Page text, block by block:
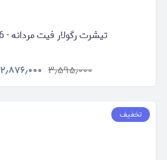
تیشرت رگولار فیت مردانه - 52262216
۳٫۵۹۵٫۰۰۰ ۲٫۸۷۶٫۰۰۰
تخفیف